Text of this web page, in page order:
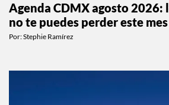
Agenda CDMX agosto 2026:
no te puedes perder este mes
Por:Stephie Ramírez